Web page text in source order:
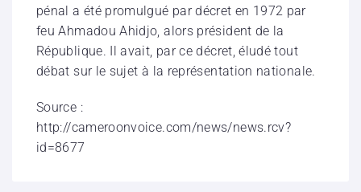
pénal a été promulgué par décret en 1972 par
feu Ahmadou Ahidjo, alors président de la
République. Il avait, par ce décret, éludé tout
débat sur le sujet à la représentation nationale.
Source :
http://cameroonvoice.com/news/news.rcv?
id=8677